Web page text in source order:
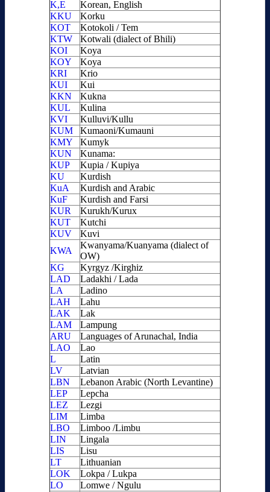
K,E
Korean, English
KKU
Korku
KOT
Kotokoli / Tem
KTW
Kotwali (dialect of Bhili)
KOI
Koya
KOY
Koya
KRI
Krio
KUI
Kui
KKN
Kukna
KUL
Kulina
KVI
Kulluvi/Kullu
KUM
Kumaoni/Kumauni
KMY
Kumyk
KUN
Kunama:
KUP
Kupia / Kupiya
KU
Kurdish
KuA
Kurdish and Arabic
KuF
Kurdish and Farsi
KUR
Kurukh/Kurux
KUT
Kutchi
KUV
Kuvi
KWA
Kwanyama/Kuanyama (dialect of
OW)
KG
Kyrgyz /Kirghiz
LAD
Ladakhi / Lada
LA
Ladino
LAH
Lahu
LAK
Lak
LAM
Lampung
ARU
Languages of Arunachal, India
LAO
Lao
L
Latin
LV
Latvian
LBN
Lebanon Arabic (North Levantine)
LEP
Lepcha
LEZ
Lezgi
LIM
Limba
LBO
Limboo /Limbu
LIN
Lingala
LIS
Lisu
LT
Lithuanian
LOK
Lokpa / Lukpa
LO
Lomwe / Ngulu